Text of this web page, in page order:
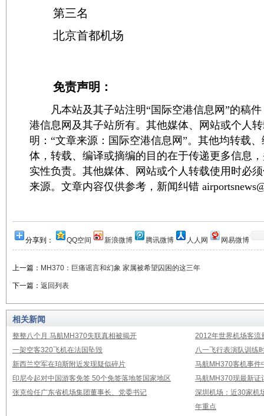
第三名
北京首都机场
免责声明：
凡本站及其子站注明“国际空港信息网”的稿件
港信息网及其子站所有。其他媒体、网站或个人
明：“文章来源：国际空港信息网”。其他均转载
体，转载、编译或摘编的目的在于传递更多信息
实性负责。其他媒体、网站或个人转载使用时必
来源。文章内容仅供参考，新闻纠错
分享到： QQ空间 新浪微博 腾讯微博 人人网 网易微博
上一篇： MH370：巨痛谣言和幻象 家属被希望囚困的这三年
下一篇： 返回列表
相关新闻
整整八个月 马航MH370失联真相被揭开
2012年世界机场客流
一架空客320飞机在法国坠毁
八一飞行表演队训练
新西兰空军在珀斯附近发现疑似碎片
马航MH370客机事件
印尼今起对中国游客免签 50个免签落地签国家地区
马航MH370现最新证
张克俭任广东省机场集团董事长、党委书记
深圳机场：近30家机
年重点